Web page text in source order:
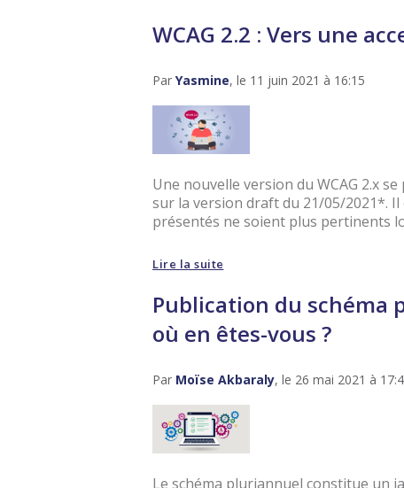
WCAG 2.2 : Vers une
Par Yasmine, le 11 juin 2021 à 16:15
Une nouvelle version du WCAG 2.x
sur la version draft du 21/05/2021*.
présentés ne soient plus pertinents
Lire la suite
Publication du schéma
où en êtes-vous ?
Par Moïse Akbaraly, le 26 mai 2021 à
Le schéma pluriannuel constitue un